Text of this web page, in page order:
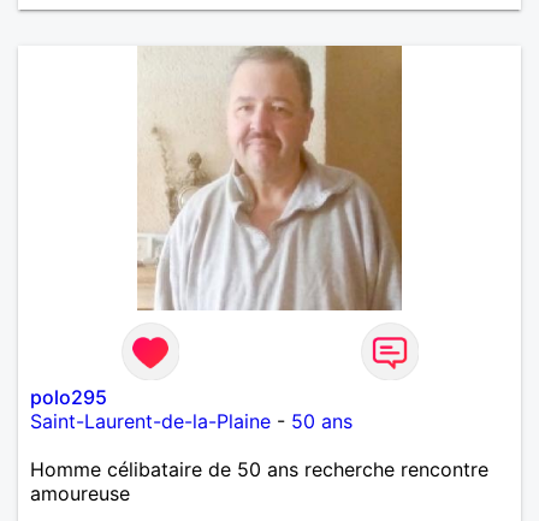
polo295
Saint-Laurent-de-la-Plaine - 50 ans
Homme célibataire de 50 ans recherche rencontre
amoureuse